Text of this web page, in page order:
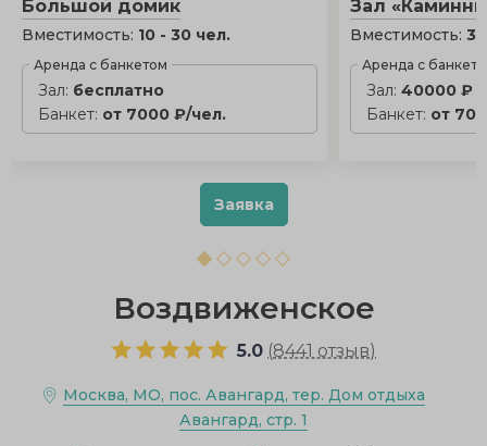
Большой домик
Вместимость: 10 - 30 чел.
Аренда с банкетом
Зал: бесплатно
Банкет: от 7000 ₽/чел.
Зал
Вместимость:
Аренда с
Зал:40000 ₽
Банкет: от
Заявка
Воздвиженское
5.0 (8441 отзыв)
Москва, МО, пос. Авангард, тер. Дом отдыха
Авангард, стр. 1